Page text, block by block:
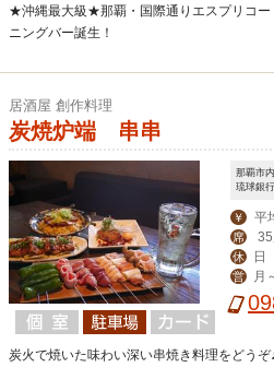
★沖縄最大級★那覇・国際通りエスプリコー
ニングバー誕生！
居酒屋 創作料理
炭焼炉端 串串
那覇市
琉球銀
￥ 平
席
休 日
営 月
炭火で焼いた味わい深い串焼き料理をどうぞ